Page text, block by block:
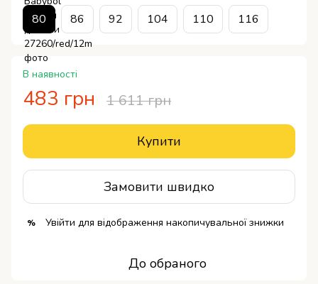
80 86 92 104 110 116
В наявності
483 грн 1 611 грн
Купити
Замовити швидко
% Увійти для відображення накопичувальної знижки
До обраного